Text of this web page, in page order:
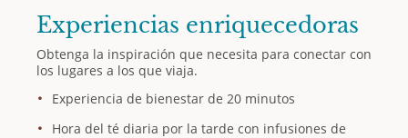
Experiencias enriquecedoras
Obtenga la inspiración que necesita para conectar con
los lugares a los que viaja.
Experiencia de bienestar de 20 minutos
Hora del té diaria por la tarde con infusiones de